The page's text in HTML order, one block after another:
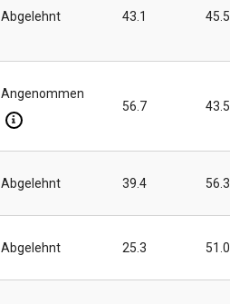
Abgelehnt 43.1 45.5
Angenommen
56.7
43.5
Abgelehnt 39.4 56.3
Abgelehnt 25.3 51.0